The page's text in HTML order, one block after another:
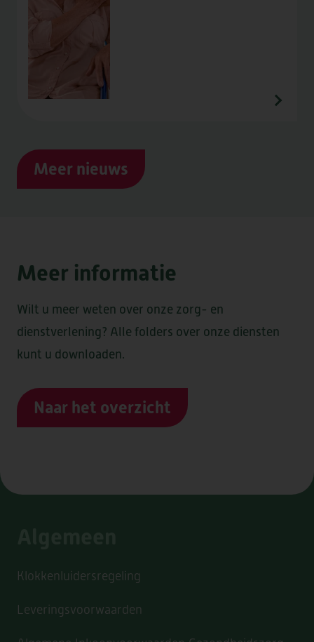
Meer nieuws
Meer informatie
Wilt u meer weten over onze zorg- en
dienstverlening? Alle folders over onze diensten
kunt u downloaden.
Naar het overzicht
Klokkenluidersregeling
Leveringsvoorwaarden